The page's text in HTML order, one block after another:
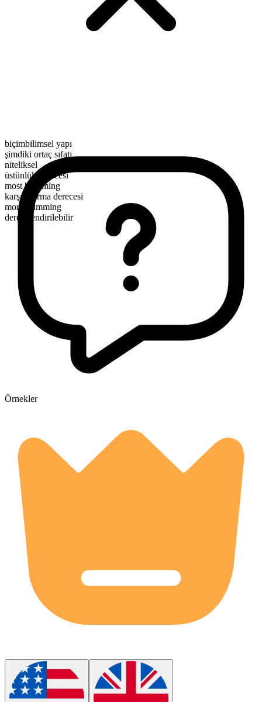
biçimbilimsel yapı
şimdiki ortaç sıfatı
niteliksel
üstünlük derecesi
most brimming
karşılaştırma derecesi
more brimming
derecelendirilebilir
Örnekler